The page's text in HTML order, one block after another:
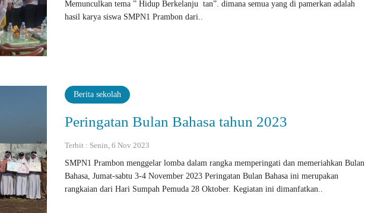
Memunculkan tema ” Hidup Berkelanju tan”. dimana semua yang di pamerkan adalah
hasil karya siswa SMPN1 Prambon dari..
Berita sekolah
Peringatan Bulan Bahasa tahun 2023
Terbit : Senin, 6 Nov 2023
SMPN1 Prambon menggelar lomba dalam rangka memperingati dan memeriahkan Bulan
Bahasa, Jumat-sabtu 3-4 November 2023 Peringatan Bulan Bahasa ini merupakan
rangkaian dari Hari Sumpah Pemuda 28 Oktober. Kegiatan ini dimanfatkan..